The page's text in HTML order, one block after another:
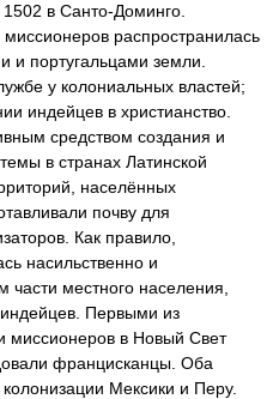
в Санто-Доминго.
распространилась
и португальцами земли.
у колониальных властей;
индейцев в христианство.
средством создания и
в странах Латинской
населённых
почву для
Как правило,
насильственно и
местного населения,
Первыми из
миссионеров в Новый Свет
францисканцы. Оба
Мексики и Перу.